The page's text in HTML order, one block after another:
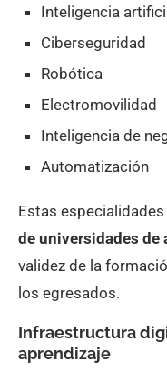
Inteligencia
Ciberseguridad
Robótica
Electromovilidad
Inteligencia de
Automatización
Estas
de universidades de
validez de la
los egresados.
Infraestructura
aprendizaje